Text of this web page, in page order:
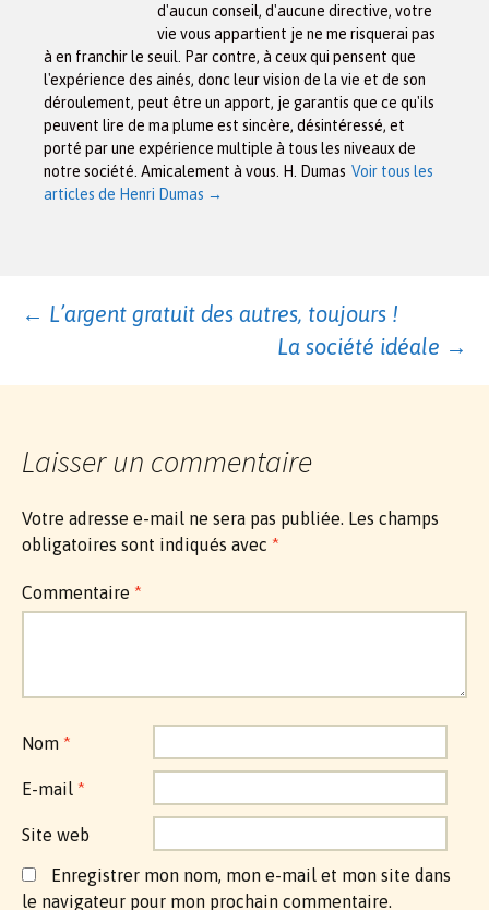
d'aucun conseil, d'aucune directive, votre
vie vous appartient je ne me risquerai pas
à en franchir le seuil. Par contre, à ceux qui pensent que
l'expérience des ainés, donc leur vision de la vie et de son
déroulement, peut être un apport, je garantis que ce qu'ils
peuvent lire de ma plume est sincère, désintéressé, et
porté par une expérience multiple à tous les niveaux de
notre société. Amicalement à vous. H. Dumas Voir tous les
articles de Henri Dumas →
Navigation
des
articles
← L’argent gratuit des autres, toujours !
La société idéale →
Laisser un commentaire
Votre adresse e-mail ne sera pas publiée. Les champs
obligatoires sont indiqués avec *
Commentaire *
Nom *
E-mail *
Site web
Enregistrer mon nom, mon e-mail et mon site dans
le navigateur pour mon prochain commentaire.